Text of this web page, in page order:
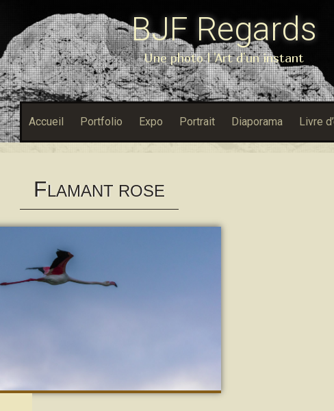
BJF Regards
Une photo l 'Art d'un instant
Accueil Portfolio Expo Portrait Diaporama Livre
FLAMANT ROSE